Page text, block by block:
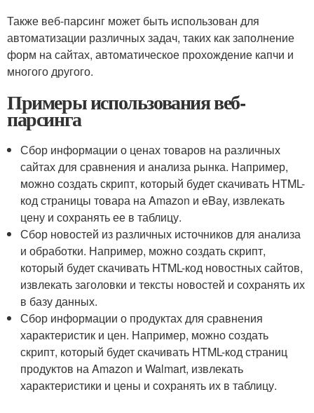
Также веб-парсинг может быть использован для
автоматизации различных задач, таких как заполнение
форм на сайтах, автоматическое прохождение капчи и
многого другого.
Примеры использования веб-
парсинга
Сбор информации о ценах товаров на различных
сайтах для сравнения и анализа рынка. Например,
можно создать скрипт, который будет скачивать HTML-
код страницы товара на Amazon и eBay, извлекать
цену и сохранять ее в таблицу.
Сбор новостей из различных источников для анализа
и обработки. Например, можно создать скрипт,
который будет скачивать HTML-код новостных сайтов,
извлекать заголовки и тексты новостей и сохранять их
в базу данных.
Сбор информации о продуктах для сравнения
характеристик и цен. Например, можно создать
скрипт, который будет скачивать HTML-код страниц
продуктов на Amazon и Walmart, извлекать
характеристики и цены и сохранять их в таблицу.